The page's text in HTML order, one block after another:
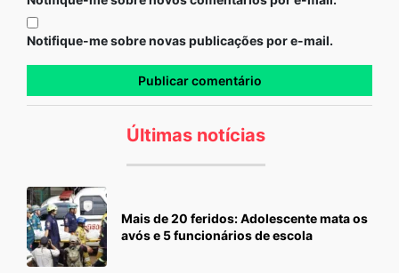
Notifique-me sobre novas publicações por e-mail.
Últimas notícias
Mais de 20 feridos: Adolescente mata os
avós e 5 funcionários de escola